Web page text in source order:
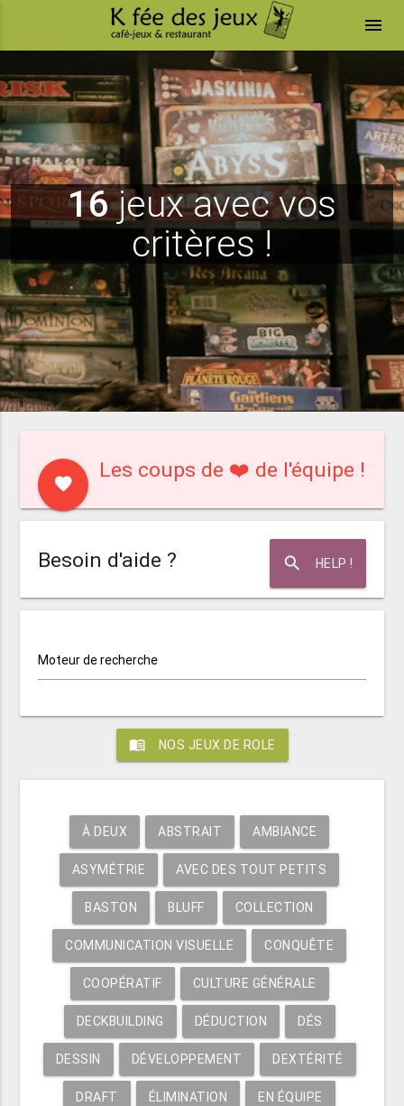
menu
16jeux avec vos
critères !
favorite
Les coups de ❤️ de l'équipe !
search HELP !
Besoin d'aide ?
Moteur de recherche
menu_book NOS JEUX DE ROLE
À DEUX ABSTRAIT AMBIANCE
ASYMÉTRIE AVEC DES TOUT PETITS
BASTON BLUFF COLLECTION
COMMUNICATION VISUELLE CONQUÊTE
COOPÉRATIF CULTURE GÉNÉRALE
DECKBUILDING DÉDUCTION DÉS
DESSIN DÉVELOPPEMENT DEXTÉRITÉ
DRAFT ÉLIMINATION EN ÉQUIPE